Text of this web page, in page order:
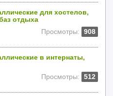
для хостелов,
отдыха
Просмотры:
908
в интернаты,
Просмотры:
512